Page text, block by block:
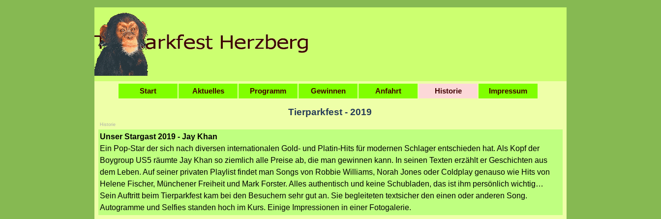
Menü überspringen
Start Aktuelles Programm Gewinnen ▼
Anfahrt Historie ▼
Impressum
Tierparkfest - 2019
Historie
Unser Stargast 2019 - Jay Khan
Ein Pop-Star der sich nach diversen internationalen Gold- und Platin-Hits für modernen Schlager entschieden hat. Als Kopf der
Boygroup US5 räumte Jay Khan so ziemlich alle Preise ab, die man gewinnen kann. In seinen Texten erzählt er Geschichten aus
dem Leben. Auf seiner privaten Playlist findet man Songs von Robbie Williams, Norah Jones oder Coldplay genauso wie Hits von
Helene Fischer, Münchener Freiheit und Mark Forster. Alles authentisch und keine Schubladen, das ist ihm persönlich wichtig…
Sein Auftritt beim Tierparkfest kam bei den Besuchern sehr gut an. Sie begleiteten textsicher den einen oder anderen Song.
Autogramme und Selfies standen hoch im Kurs. Einige Impressionen in einer Fotogalerie.